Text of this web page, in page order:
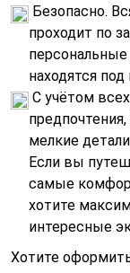
Безопасно.
проходит по
находятся
С учётом
мелкие
Если вы
самые
хотите
интересные
Хотите